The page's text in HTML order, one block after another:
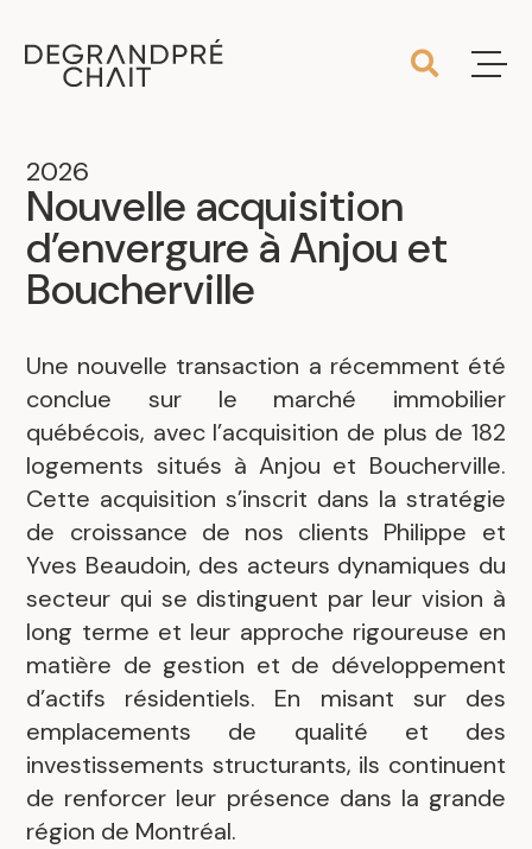
2026
Nouvelle acquisition
d’envergure à Anjou et
Boucherville
Une nouvelle transaction a récemment été
conclue sur le marché immobilier
québécois, avec l’acquisition de plus de 182
logements situés à Anjou et Boucherville.
Cette acquisition s’inscrit dans la stratégie
de croissance de nos clients Philippe et
Yves Beaudoin, des acteurs dynamiques du
secteur qui se distinguent par leur vision à
long terme et leur approche rigoureuse en
matière de gestion et de développement
d’actifs résidentiels. En misant sur des
emplacements de qualité et des
investissements structurants, ils continuent
de renforcer leur présence dans la grande
région de Montréal.